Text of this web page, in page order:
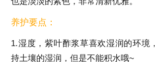
养护要点：
1.湿度，紫叶酢浆草喜欢湿润的环境
持土壤的湿润，但是不能积水哦~